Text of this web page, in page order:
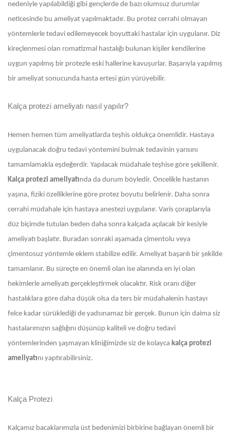
nedeniyle yapılabildiği gibi gençlerde de bazı olumsuz durumlar
neticesinde bu ameliyat yapılmaktadır. Bu protez cerrahi olmayan
yöntemlerle tedavi edilemeyecek boyuttaki hastalar için uygulanır. Diz
kireçlenmesi olan romatizmal hastalığı bulunan kişiler kendilerine
uygun yapılmış bir protezle eski hallerine kavuşurlar. Başarıyla yapılmış
bir ameliyat sonucunda hasta ertesi gün yürüyebilir.
Kalça protezi ameliyatı nasıl yapılır?
Hemen hemen tüm ameliyatlarda teşhis oldukça önemlidir. Hastaya
uygulanacak doğru tedavi yöntemini bulmak tedavinin yarısını
tamamlamakla eşdeğerdir. Yapılacak müdahale teşhise göre şekillenir.
Kalça protezi ameliyatında da durum böyledir. Öncelikle hastanın
yaşına, fiziki özelliklerine göre protez boyutu belirlenir. Daha sonra
cerrahi müdahale için hastaya anestezi uygulanır. Varis çoraplarıyla
düz biçimde tutulan beden daha sonra kalçada açılacak bir kesiyle
ameliyatı başlatır. Buradan sonraki aşamada çimentolu veya
çimentosuz yöntemle eklem stabilize edilir. Ameliyat başarılı bir şekilde
tamamlanır. Bu süreçte en önemli olan ise alanında en iyi olan
hekimlerle ameliyatı gerçekleştirmek olacaktır. Risk oranı diğer
hastalıklara göre daha düşük olsa da ters bir müdahalenin hastayı
felce kadar sürüklediği de yadsınamaz bir gerçek. Bunun için daima siz
hastalarımızın sağlığını düşünüp kaliteli ve doğru tedavi
yöntemlerinden şaşmayan kliniğimizde siz de kolayca kalça protezi
ameliyatını yaptırabilirsiniz.
Kalça Protezi
Kalçamız bacaklarımızla üst bedenimizi birbirine bağlayan önemli bir